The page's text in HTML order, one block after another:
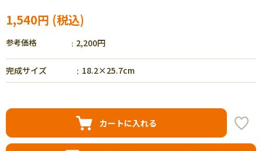
1,540円
参考価格 2,200円
完成サイズ 18.2×25.7cm
カートに入れる